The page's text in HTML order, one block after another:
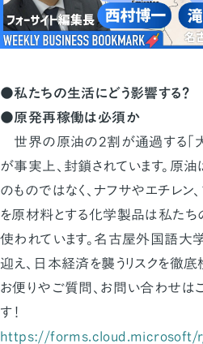
●私たちの生活にどう影響する？
●原発再稼働は必須か
世界の原油の2割が通過する「
が事実上、封鎖されています。原油
のものではなく、ナフサやエチレン
を原材料とする化学製品は私た
使われています。名古屋外国語大
迎え、日本経済を襲うリスクを徹底
お便りやご質問、お問い合わせは
す！
https://forms.cloud.microsoft/